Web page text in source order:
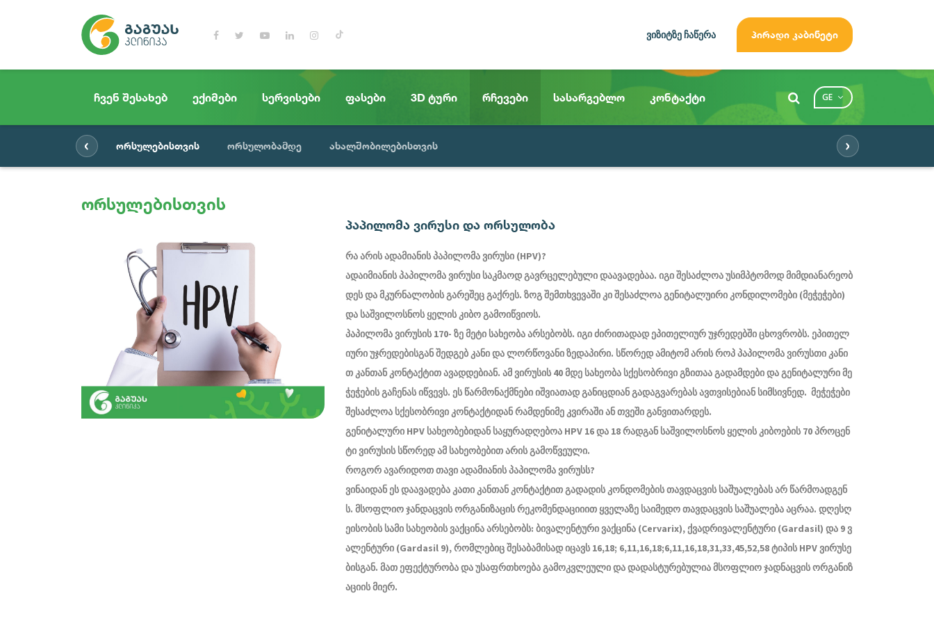
ვიზიტზე ჩაწერა პირადი კაბინეტი
ჩვენ შესახებ ექიმები სერვისები ფასები 3D ტური რჩევები სასარგებლო კონტაქტი GE
‹ ორსულებისთვის ორსულობამდე ახალშობილებისთვის ›
ორსულებისთვის
პაპილომა ვირუსი და ორსულობა
რაარისადამიანისპაპილომავირუსი (HPV)?
ადაიმიანისპაპილომავირუსი საკმაოდგავრცელებულიდაავადებაა. იგიშესაძლოაუსიმპტომოდმიმდიანარეობ
დესდამკურნალობისგარეშეცგაქრეს. ზოგშემთხვევაშიკიშესაძლოაგენიტალუირიკონდილომები (მეჭეჭები)
და საშვილოსნოსყელისკიბოგამოიწვიოს.
პაპილომავირუსის 170- ზემეტი სახეობაარსებობს. იგიძირითადადეპითელიურუჯრედებშიცხოვრობს. ეპითელ
იურიუჯრედებისგანშედგებკანიდალორწოვანიზედაპირი. სწორედამიტომარისროპპაპილომავირუსთიკანი
თკანთანკონტაქტითავადდებიან. ამვირუსის 40მდე სახეობა სქესობრივიგზითააგადამდებიდაგენიტალურიმე
ჭეჭებისგაჩენასიწვევს. ეს წარმონაქმნებიიშვიათადგანიცდიანგადაგვარებასავთვისებიან სიმსივნედ. მეჭეჭები
შესაძლოა სქესობრივიკონტაქტიდანრამდენიმეკვირაშიანთვეშიგანვითარდეს.
გენიტალური HPV სახეობებიდან საყურადღებოა HPV 16და 18რადგან საშვილოსნოსყელისკიბოების 70პროცენ
ტივირუსის სწორედამ სახეობებითარისგამოწვეული.
როგორავარიდოთთავიადამიანისპაპილომავირუსს?
ვინაიდანესდაავადებაკათიკანთანკონტაქტითგადადისკონდომებისთავდაცვის საშუალებასარ წარმოადგენ
ს. მსოფლიოჯანდაცვისორგანიზაცისრეკომენდაციიითყველაზე საიმედოთავდაცვის საშუალებააცრაა. დღესღ
ეისობის სამი სახეობისვაქცინაარსებობს: ბივალენტურივაქცინა (Cervarix),ქვადრივალენტური (Gardasil) და 9ვ
ალენტური (Gardasil 9),რომლებიცშესაბამისადიცავს 16,18; 6,11,16,18;6,11,16,18,31,33,45,52,58ტიპის HPVვირუსე
ბისგან. მათეფექტურობადაუსაფრთხოებაგამოკვლეულიდადადასტურებულიამსოფლიოჯადნაცვისორგანიზ
აციისმიერ.